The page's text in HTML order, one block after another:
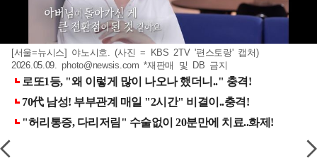
[서울=뉴시스] 야노시호. (사진 = KBS 2TV '편스토랑' 캡처)
2026.05.09.photo@newsis.com *재판매 및 DB 금지